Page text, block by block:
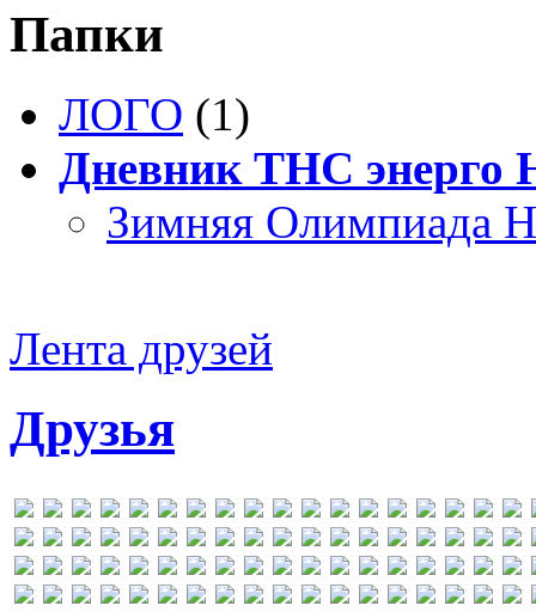
Папки
ЛОГО (1)
Дневник ТНС энерго
Зимняя Олимпиада
Лента друзей
Друзья